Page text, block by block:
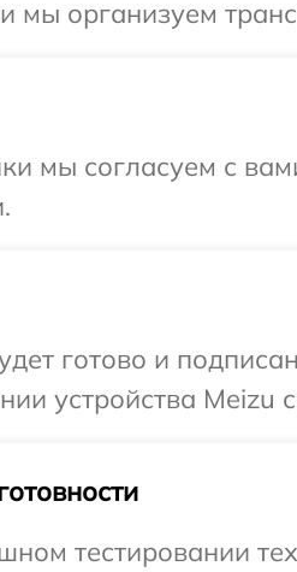
мы организуем
мы согласуем с
готово и
устройства Meizu
тестировании